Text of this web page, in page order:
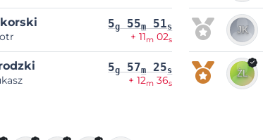
5g 55m 51s
+ 11m 02s
5g 57m 25s
+ 12m 36s